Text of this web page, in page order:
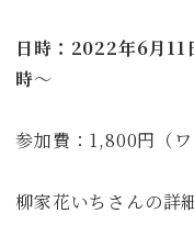
日時：2022年6月11
時〜
参加費：1,800円（ワ
柳家花いちさんの詳